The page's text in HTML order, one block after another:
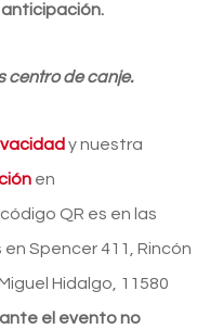
centro de canje.
y nuestra
en
QR es en las
Spencer 411, Rincón
Hidalgo, 11580
el evento no